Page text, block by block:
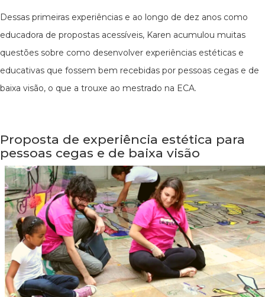
Dessas primeiras experiências e ao longo de dez anos como
educadora de propostas acessíveis, Karen acumulou muitas
questões sobre como desenvolver experiências estéticas e
educativas que fossem bem recebidas por pessoas cegas e de
baixa visão, o que a trouxe ao mestrado na ECA.
Proposta de experiência estética para
pessoas cegas e de baixa visão